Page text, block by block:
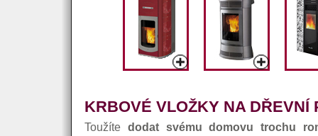
KRBOVÉ VLOŽKY NA DŘEVNÍ
Toužíte dodat svému domovu trochu